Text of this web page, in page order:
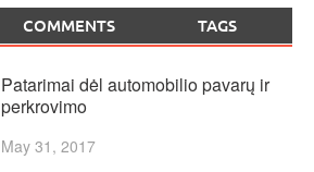
COMMENTS TAGS
Patarimai dėl automobilio pavarų ir
perkrovimo
May 31, 2017